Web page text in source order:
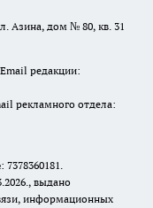
Азина, дом № 80, кв. 31
редакции:
рекламного отдела:
выдано
информационных